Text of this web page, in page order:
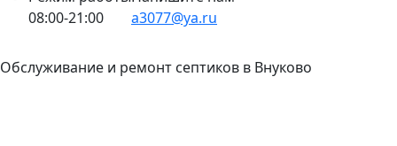
08:00-21:00
a3077@ya.ru
Обслуживание и ремонт септиков в Внуково